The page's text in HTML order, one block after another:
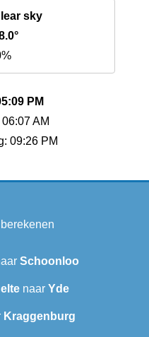
sky
PM
AM
09:26 PM
Schoonloo
naar Yde
Kraggenburg